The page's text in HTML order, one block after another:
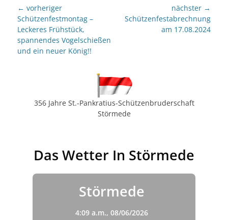
Beitragsnavigation
← vorheriger
Vorheriger
Beitrag:
Schützenfestmontag –
Leckeres Frühstück,
spannendes Vogelschießen
und ein neuer König!!
nächster →
nächster
Schützenfestabrechnung
am 17.08.2024
356 Jahre St.-Pankratius-Schützenbruderschaft
Störmede
Das Wetter In Störmede
Störmede
4:09 a.m., 08/06/2026